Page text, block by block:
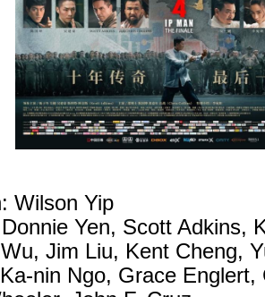
Wilson Yip
Yen, Scott Adkins,
Jim Liu, Kent Cheng,
nin Ngo, Grace Englert,